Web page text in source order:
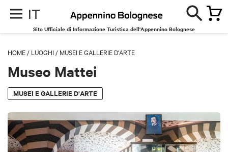
IT
Sito Ufficiale di Informazione Turistica dell'Appennino Bolognese
HOME / LUOGHI / MUSEI E GALLERIE D'ARTE
Museo Mattei
MUSEI E GALLERIE D'ARTE